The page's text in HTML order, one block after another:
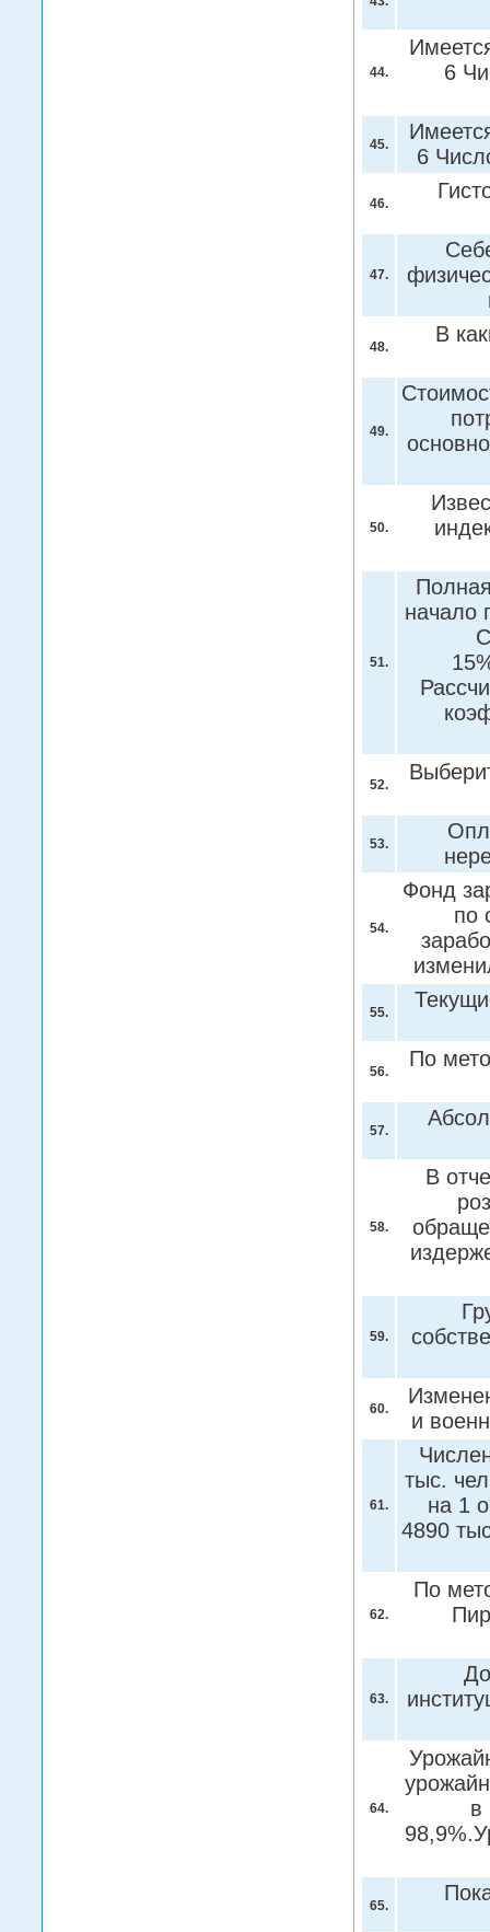
44.
6
45.
6
46.
47.
48.
В
49.
50.
51.
начало
52.
53.
54.
Фонд
по
55.
56.
По
57.
58.
В
59.
60.
и
61.
тыс.
на 1
4890
62.
По
63.
64.
в
65.